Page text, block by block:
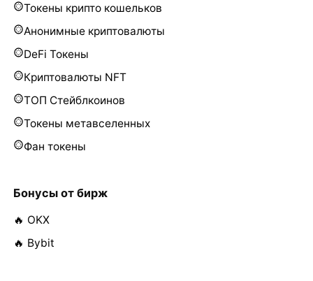
Токены крипто кошельков
Анонимные криптовалюты
DeFi Токены
Криптовалюты NFT
ТОП Стейблкоинов
Токены метавселенных
Фан токены
Бонусы от бирж
🔥 OKX
🔥 Bybit